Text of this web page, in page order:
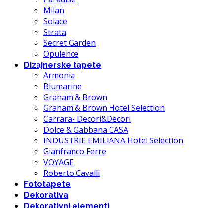
Milan
Solace
Strata
Secret Garden
Opulence
Dizajnerske tapete
Armonia
Blumarine
Graham & Brown
Graham & Brown Hotel Selection
Carrara- Decori&Decori
Dolce & Gabbana CASA
INDUSTRIE EMILIANA Hotel Selection
Gianfranco Ferre
VOYAGE
Roberto Cavalli
Fototapete
Dekorativa
Dekorativni elementi